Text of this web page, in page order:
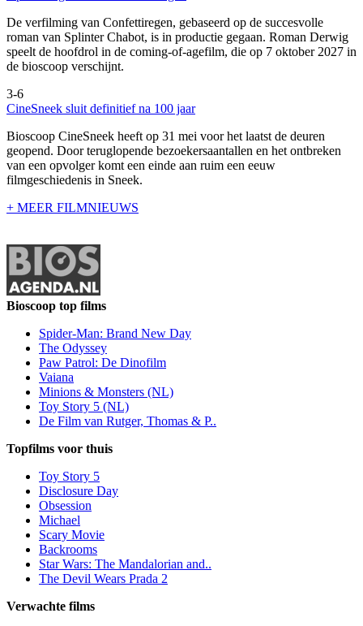
De verfilming van Confettiregen, gebaseerd op de succesvolle
roman van Splinter Chabot, is in productie gegaan. Roman Derwig
speelt de hoofdrol in de coming-of-agefilm, die op 7 oktober 2027 in
de bioscoop verschijnt.
3-6
CineSneek sluit definitief na 100 jaar
Bioscoop CineSneek heeft op 31 mei voor het laatst de deuren
geopend. Door teruglopende bezoekersaantallen en het ontbreken
van een opvolger komt een einde aan ruim een eeuw
filmgeschiedenis in Sneek.
+ MEER FILMNIEUWS
Bioscoop top films
Spider-Man: Brand New Day
The Odyssey
Paw Patrol: De Dinofilm
Vaiana
Minions & Monsters (NL)
Toy Story 5 (NL)
De Film van Rutger, Thomas & P..
Topfilms voor thuis
Toy Story 5
Disclosure Day
Obsession
Michael
Scary Movie
Backrooms
Star Wars: The Mandalorian and..
The Devil Wears Prada 2
Verwachte films